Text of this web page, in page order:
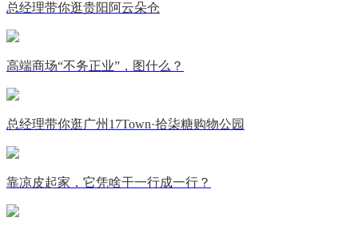
总经理带你逛贵阳阿云朵仓
高端商场“不务正业”，图什么？
总经理带你逛广州17Town·拾柒糖购物公园
靠凉皮起家，它凭啥干一行成一行？